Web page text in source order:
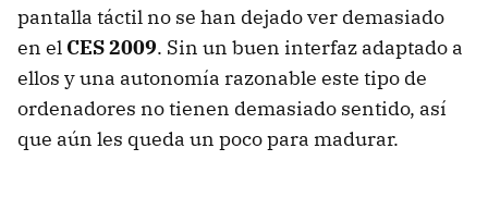
pantalla táctil no se han dejado ver demasiado
en el CES2009. Sin un buen interfaz adaptado a
ellos y una autonomía razonable este tipo de
ordenadores no tienen demasiado sentido, así
que aún les queda un poco para madurar.